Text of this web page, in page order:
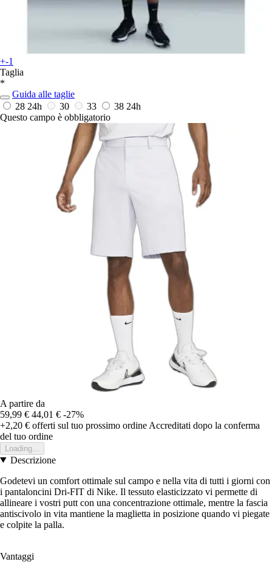
+-1
Taglia
*
Guida alle taglie
28 24h 30 33 38 24h
Questo campo è obbligatorio
A partire da
59,99 € 44,01 € -27%
+2,20 € offerti sul tuo prossimo ordine Accreditati dopo la conferma
del tuo ordine
Loading...
Descrizione
Godetevi un comfort ottimale sul campo e nella vita di tutti i giorni con
i pantaloncini Dri-FIT di Nike. Il tessuto elasticizzato vi permette di
allineare i vostri putt con una concentrazione ottimale, mentre la fascia
antiscivolo in vita mantiene la maglietta in posizione quando vi piegate
e colpite la palla.
Vantaggi